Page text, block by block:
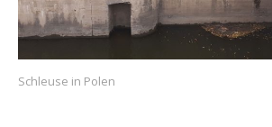
Schleuse in Polen